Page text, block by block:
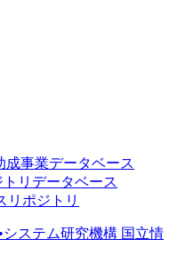
事業データベース
リデータベース
リポジトリ